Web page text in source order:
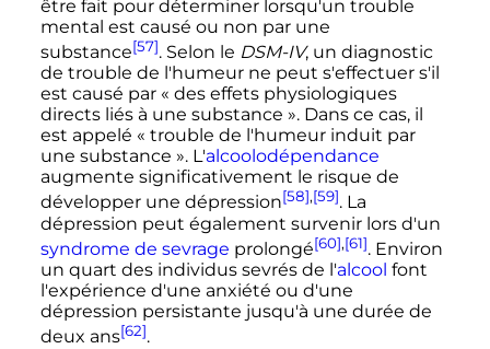
être fait pour déterminer lorsqu'un trouble
mental est causé ou non par une
substance[57]. Selon le DSM-IV, un diagnostic
de trouble de l'humeur ne peut s'effectuer s'il
est causé par « des effets physiologiques
directs liés à une substance ». Dans ce cas, il
est appelé « trouble de l'humeur induit par
une substance ». L'alcoolodépendance
augmente significativement le risque de
développer une dépression[58],[59]. La
dépression peut également survenir lors d'un
syndrome de sevrage prolongé[60],[61]. Environ
un quart des individus sevrés de l'alcool font
l'expérience d'une anxiété ou d'une
dépression persistante jusqu'à une durée de
deux ans[62].